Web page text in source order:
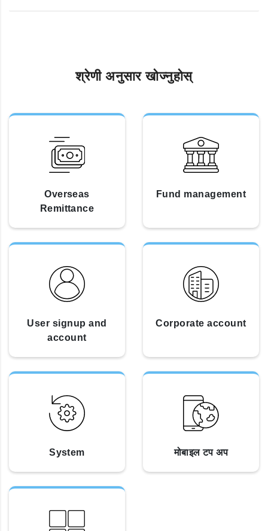
श्रेणी अनुसार खोज्नुहोस्
Overseas
Remittance
Fund management
User signup and
account
Corporate account
System मोबाइल टप अप